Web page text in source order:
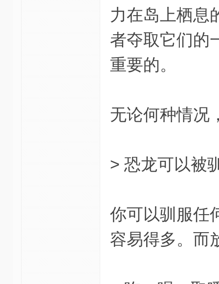
力在岛上栖息
者夺取它们
重要的。
无论何种情况
> 恐龙可以被
你可以驯服任
容易得多。而